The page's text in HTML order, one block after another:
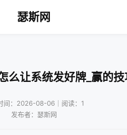
瑟斯网
么让系统发好牌_赢的
间：2026-08-06｜阅读：1
发布者：瑟斯网